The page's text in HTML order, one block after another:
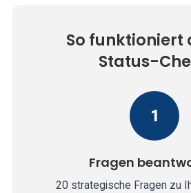
So funktioniert
Status-
1
Fragen
20 strategische Fragen zu